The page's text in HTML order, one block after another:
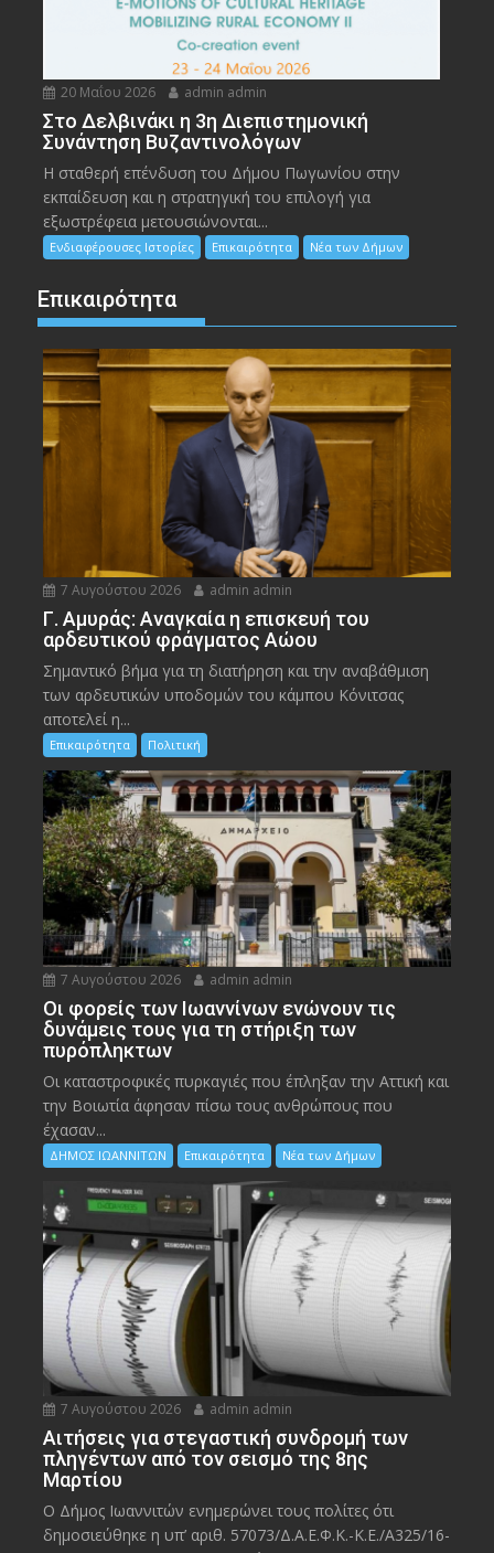
20 Μαΐου 2026 admin admin
Στο Δελβινάκι η 3η Διεπιστημονική
Συνάντηση Βυζαντινολόγων
Η σταθερή επένδυση του Δήμου Πωγωνίου στην
εκπαίδευση και η στρατηγική του επιλογή για
εξωστρέφεια μετουσιώνονται...
Ενδιαφέρουσες Ιστορίες Επικαιρότητα Νέα των Δήμων
Επικαιρότητα
7 Αυγούστου 2026 admin admin
Γ. Αμυράς: Αναγκαία η επισκευή του
αρδευτικού φράγματος Αώου
Σημαντικό βήμα για τη διατήρηση και την αναβάθμιση
των αρδευτικών υποδομών του κάμπου Κόνιτσας
αποτελεί η...
Επικαιρότητα Πολιτική
7 Αυγούστου 2026 admin admin
Οι φορείς των Ιωαννίνων ενώνουν τις
δυνάμεις τους για τη στήριξη των
πυρόπληκτων
Οι καταστροφικές πυρκαγιές που έπληξαν την Αττική και
την Bοιωτία άφησαν πίσω τους ανθρώπους που
έχασαν...
ΔΗΜΟΣ ΙΩΑΝΝΙΤΩΝ Επικαιρότητα Νέα των Δήμων
7 Αυγούστου 2026 admin admin
Αιτήσεις για στεγαστική συνδρομή των
πληγέντων από τον σεισμό της 8ης
Μαρτίου
Ο Δήμος Ιωαννιτών ενημερώνει τους πολίτες ότι
δημοσιεύθηκε η υπ’ αριθ. 57073/Δ.Α.Ε.Φ.Κ.-Κ.Ε./Α325/16-